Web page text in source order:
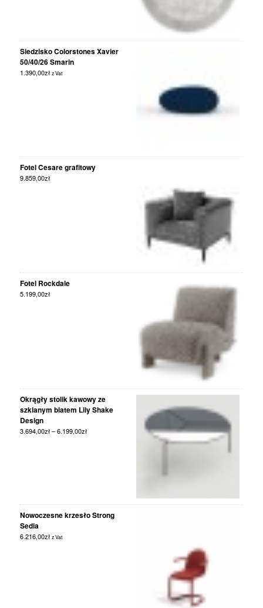
Siedzisko Colorstones Xavier
50/40/26 Smarin
1.390,00zł z Vat
Fotel Cesare grafitowy
9.859,00zł
Fotel Rockdale
5.199,00zł
Okrągły stolik kawowy ze
szklanym blatem Lily Shake
Design
3.694,00zł–6.199,00zł
Nowoczesne krzesło Strong
Sedia
6.216,00zł z Vat